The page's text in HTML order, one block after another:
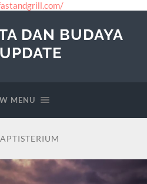
DAN BUDAYA
MENU